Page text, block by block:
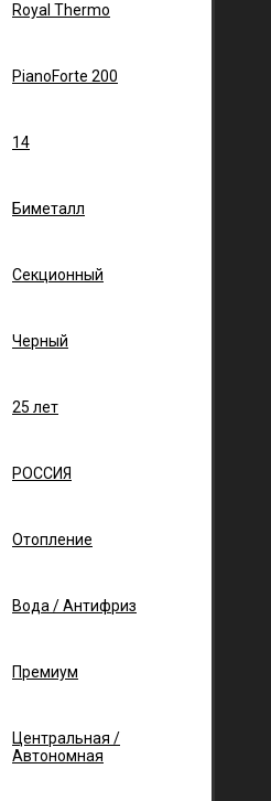
Royal Thermo
PianoForte 200
14
Биметалл
Секционный
Черный
25 лет
РОССИЯ
Отопление
Вода / Антифриз
Премиум
Центральная /
Автономная